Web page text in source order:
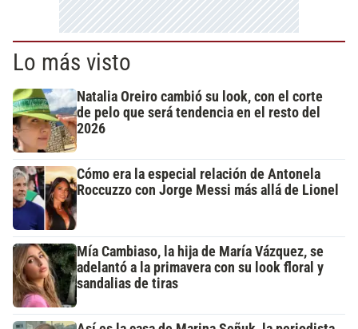
Lo más visto
Natalia Oreiro cambió su look, con el corte
de pelo que será tendencia en el resto del
2026
Cómo era la especial relación de Antonela
Roccuzzo con Jorge Messi más allá de Lionel
Mía Cambiaso, la hija de María Vázquez, se
adelantó a la primavera con su look floral y
sandalias de tiras